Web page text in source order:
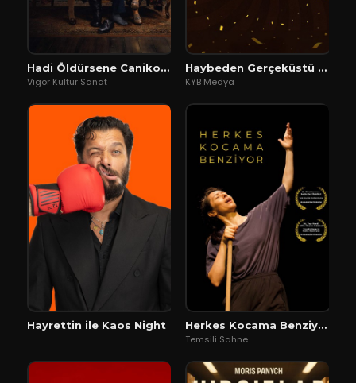
Hadi Öldürsene Canikom
Vigor Kültür Sanat
Haybeden Gerçeküstü Aşk
KYB Medya
Hayrettin ile Kaos Night
Herkes Kocama Benziyor
Temsili Sahne